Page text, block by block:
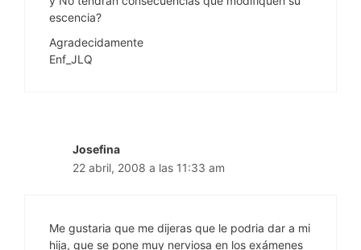
escencia?
Agradecidamente
Enf_JLQ
Josefina
22 abril, 2008 a las 11:33 am
Me gustaria que me dijeras que le podria dar a mi
hija, que se pone muy nerviosa en los exámenes